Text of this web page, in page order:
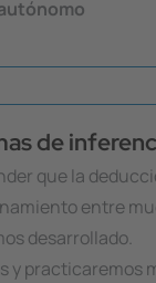
de
que la
entre
desarrollado.
y practicaremos